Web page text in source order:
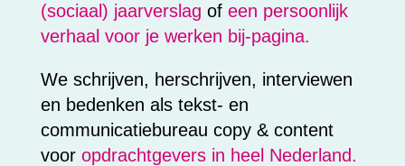
(sociaal) jaarverslag of een persoonlijk
verhaal voor je werken bij-pagina.
We schrijven, herschrijven, interviewen
en bedenken als tekst- en
communicatiebureau copy & content
voor opdrachtgevers in heel Nederland.